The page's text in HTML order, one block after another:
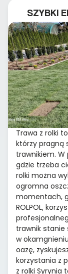
SZYBKI
Trawa z rolki
którzy pragną
trawnikiem.
gdzie trzeba
rolki można
ogromna
momentach,
ROLPOL,
trawnik stanie
w
oazę,
korzystania z
z rolki Syrynia